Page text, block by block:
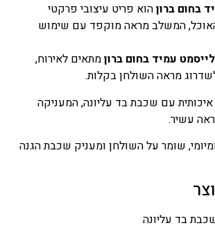
בחום ברוןהוא פריט עיצובי פרקטי
האוכל, המשלב מראה מוקפד עם שימוש
עמיד בחום ברוןמתאים לאירוח,
מראה השולחן בקלות.
איכותית עם שכבת בד עליונה, המעניקה
עשיר.
שומר על השולחן ומעניק שכבת הגנה
בד עליונה